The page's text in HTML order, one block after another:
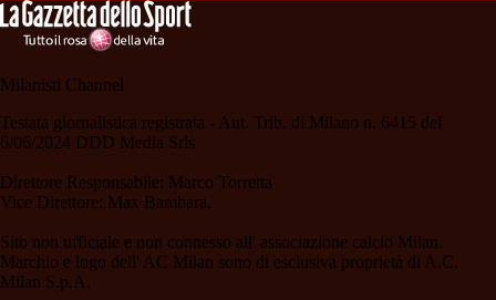
Milanisti Channel
Testata giornalistica registrata - Aut. Trib. di Milano n. 6415 del
6/06/2024 DDD Media Srls
Direttore Responsabile: Marco Torretta
Vice Direttore: Max Bambara.
Sito non ufficiale e non connesso all' associazione calcio Milan.
Marchio e logo dell' AC Milan sono di esclusiva proprietà di A.C.
Milan S.p.A.